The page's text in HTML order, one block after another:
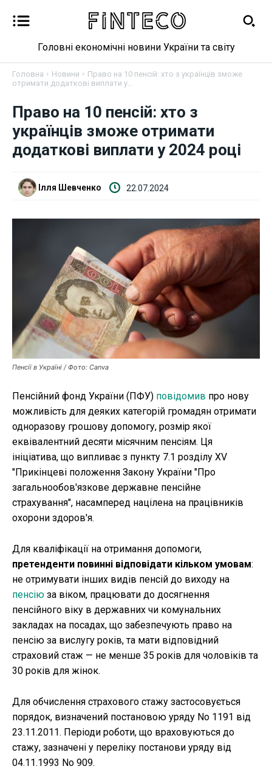
Новини
Бізнес
Робота і освіта
Публікації
ФОП
Курс валют
Ми в соц. мережах
Головні економічні новини України та світу
Головна Новини
Право на 10 пенсій: хто з українців зможе
отримати додаткові виплати у...
Право на 10 пенсій: хто з
українців зможе отримати
додаткові виплати у 2024 році
Ілля Шевченко 22.07.2024
Пенсії в Україні / Фото: Canva
Пенсійний фонд України (ПФУ) повідомив про нову
можливість для деяких категорій громадян отримати
одноразову грошову допомогу, розмір якої
еквівалентний десяти місячним пенсіям. Ця
ініціатива, що випливає з пункту 7.1 розділу XV
"Прикінцеві положення Закону України "Про
загальнообов'язкове державне пенсійне
страхування", насамперед націлена на працівників
охорони здоров'я.
Для кваліфікації на отримання допомоги,
претенденти повинні відповідати кільком умовам:
не отримувати інших видів пенсій до виходу на
пенсію за віком, працювати до досягнення
пенсійного віку в державних чи комунальних
закладах на посадах, що забезпечують право на
пенсію за вислугу років, та мати відповідний
страховий стаж — не менше 35 років для чоловіків та
30 років для жінок.
Для обчислення страхового стажу застосовується
порядок, визначений постановою уряду No 1191 від
23.11.2011. Періоди роботи, що враховуються до
стажу, зазначені у переліку постанови уряду від
04.11.1993 No 909.